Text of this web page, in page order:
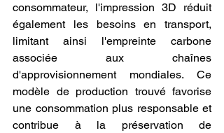
consommateur, l'impression 3D réduit
également les besoins en transport,
limitant ainsi l'empreinte carbone
associée aux chaînes
d'approvisionnement mondiales. Ce
modèle de production trouvé favorise
une consommation plus responsable et
contribue à la préservation de